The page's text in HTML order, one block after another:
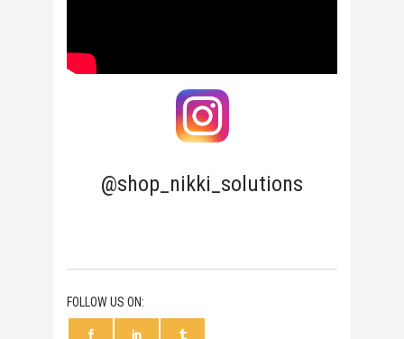
@shop_nikki_solutions
FOLLOW US ON: